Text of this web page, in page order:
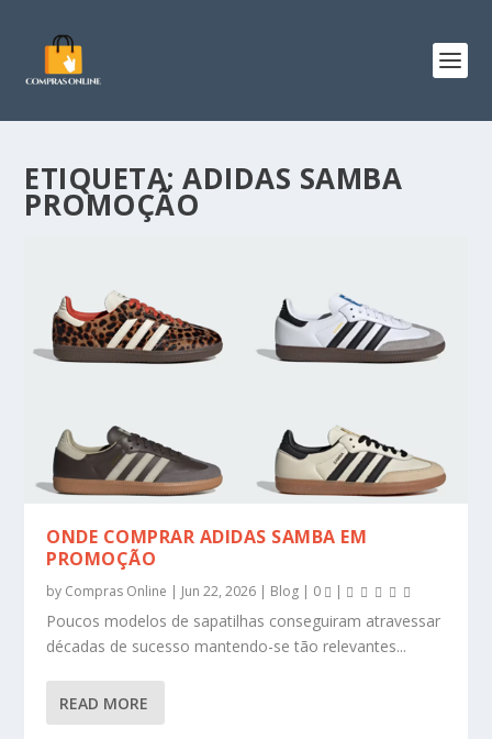
ETIQUETA:ADIDAS SAMBA
PROMOÇÃO
ONDE COMPRAR ADIDAS SAMBA EM
PROMOÇÃO
by Compras Online | Jun 22, 2026 | Blog | 0 |
Poucos modelos de sapatilhas conseguiram atravessar
décadas de sucesso mantendo-se tão relevantes...
READ MORE